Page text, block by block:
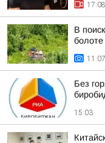
17:08
В
11:07
Без
15:03